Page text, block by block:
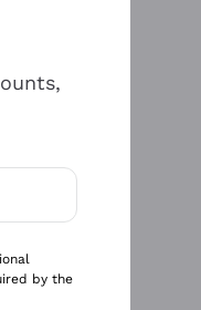
by the